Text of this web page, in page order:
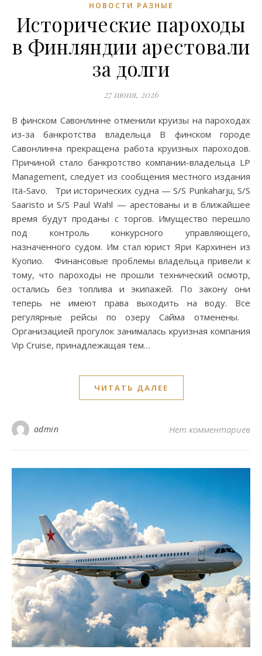
НОВОСТИ РАЗНЫЕ
Исторические пароходы
в Финляндии арестовали
за долги
27 июня, 2026
В финском Савонлинне отменили круизы на пароходах
из-за банкротства владельца В финском городе
Савонлинна прекращена работа круизных пароходов.
Причиной стало банкротство компании-владельца LP
Management, следует из сообщения местного издания
Itä-Savo. Три исторических судна — S/S Punkaharju, S/S
Saaristo и S/S Paul Wahl — арестованы и в ближайшее
время будут проданы с торгов. Имущество перешло
под контроль конкурсного управляющего,
назначенного судом. Им стал юрист Яри Кархинен из
Куопио. Финансовые проблемы владельца привели к
тому, что пароходы не прошли технический осмотр,
остались без топлива и экипажей. По закону они
теперь не имеют права выходить на воду. Все
регулярные рейсы по озеру Сайма отменены.
Организацией прогулок занималась круизная компания
Vip Cruise, принадлежащая тем…
ЧИТАТЬ ДАЛЕЕ
admin Нет комментариев